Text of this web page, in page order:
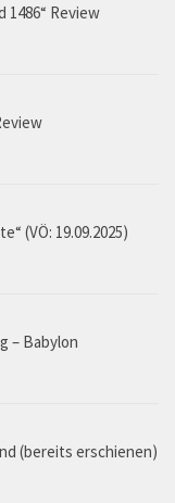
1486“ Review
(VÖ: 19.09.2025)
– Babylon
(bereits erschienen)